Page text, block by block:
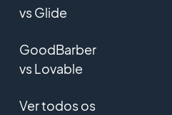
vs Glide
GoodBarber
vs Lovable
Ver todos os